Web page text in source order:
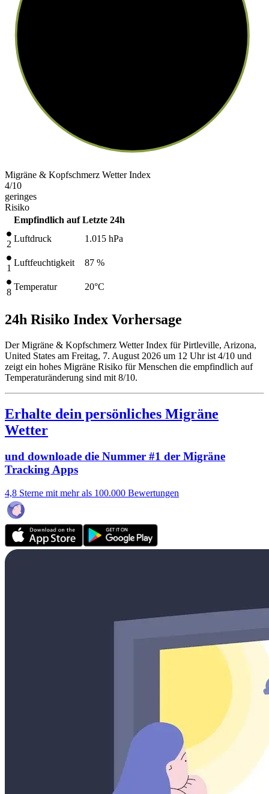
Migräne & Kopfschmerz Wetter Index
4/10
geringes
Risiko
Empfindlich auf Letzte 24h
2
Luftdruck 1.015 hPa
1
Luftfeuchtigkeit 87 %
8
Temperatur 20°C
24h Risiko Index Vorhersage
Der Migräne & Kopfschmerz Wetter Index für Pirtleville, Arizona,
United States am Freitag, 7. August 2026 um 12 Uhr ist 4/10 und
zeigt ein hohes Migräne Risiko für Menschen die empfindlich auf
Temperaturänderung sind mit 8/10.
Erhalte dein persönliches Migräne
Wetter
und downloade die Nummer #1 der Migräne
Tracking Apps
4,8 Sterne mit mehr als 100.000 Bewertungen